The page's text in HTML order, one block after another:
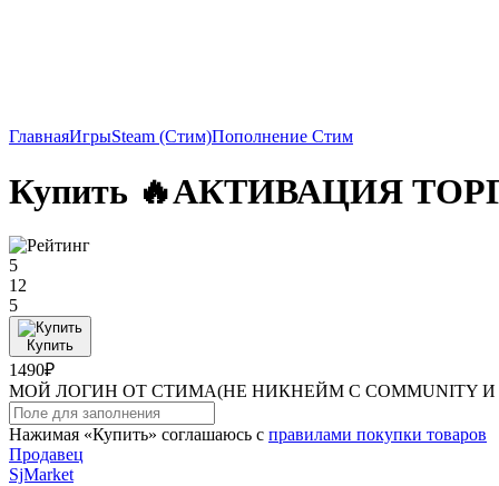
ГлавнаяИгрыSteam (Стим)Пополнение Стим
Купить 🔥АКТИВАЦИЯ
5
12
5
Купить
1490₽
МОЙ ЛОГИН ОТ СТИМА(НЕ НИКНЕЙМ С
Нажимая «Купить» соглашаюсь с правилами покупки товаров
Продавец
SjMarket